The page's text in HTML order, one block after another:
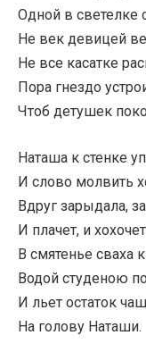
Одной в светелке
Не век девицей
Не все касатке
Пора гнездо
Чтоб детушек
Наташа к стенке
И слово молвить
Вдруг зарыдала,
И плачет, и
В смятенье сваха
Водой студеною
И льет остаток
На голову Наташи.